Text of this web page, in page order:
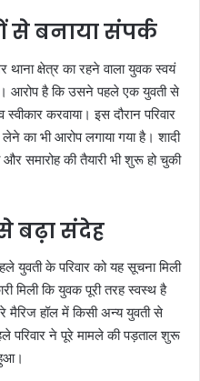
बनाया संपर्क
क्षेत्र का रहने वाला युवक स्वयं
आरोप है कि उसने पहले एक युवती से
करवाया। इस दौरान परिवार
का भी आरोप लगाया गया है। शादी
समारोह की तैयारी भी शुरू हो चुकी
बढ़ा संदेह
युवती के परिवार को यह सूचना मिली
मिली कि युवक पूरी तरह स्वस्थ है
मैरिज हॉल में किसी अन्य युवती से
परिवार ने पूरे मामले की पड़ताल शुरू